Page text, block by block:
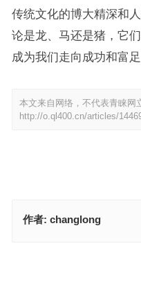
传统文化的博大精深和
论是龙、马还是猪，它
成为我们走向成功和富
本文来自网络，不代表青睐网
http://o.ql400.cn/articles/
作者: changlong